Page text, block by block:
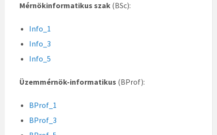
Mérnökinformatikus szak (BSc):
Info_1
Info_3
Info_5
Üzemmérnök-informatikus (BProf):
BProf_1
BProf_3